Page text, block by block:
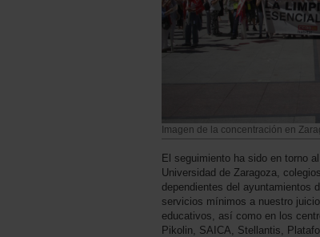
Imagen de la concentración en
El seguimiento ha sido en torno
Universidad de Zaragoza,
dependientes del ayuntamientos
servicios mínimos a nuestro
educativos, así como en los
Pikolin, SAICA, Stellantis,